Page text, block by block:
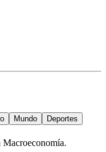
Mundo
Deportes
Macroeconomía.